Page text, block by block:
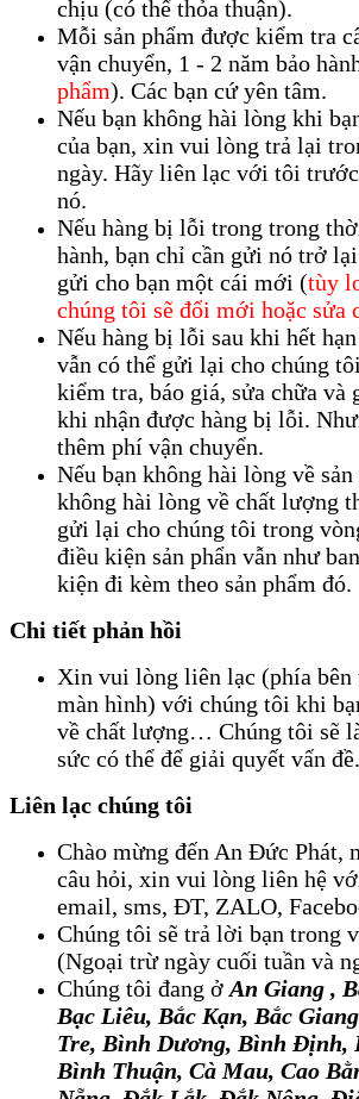
chịu (có thể thỏa thuận).
Mỗi sản phẩm được kiểm tra
vận chuyển, 1 - 2 năm bảo
phẩm). Các bạn cứ yên tâm.
Nếu bạn không hài lòng khi
của bạn, xin vui lòng trả lại
ngày. Hãy liên lạc với tôi
nó.
Nếu hàng bị lỗi trong trong
hành, bạn chỉ cần gửi nó trở
gửi cho bạn một cái mới (tùy
chúng tôi sẽ đổi mới hoặc sửa
Nếu hàng bị lỗi sau khi hết
vẫn có thể gửi lại cho chúng
kiểm tra, báo giá, sửa chữa và
khi nhận được hàng bị lỗi.
thêm phí vận chuyển.
Nếu bạn không hài lòng về sản
không hài lòng về chất lượng
gửi lại cho chúng tôi trong
điều kiện sản phẩn vẫn như
kiện đi kèm theo sản phẩm đó.
Chi tiết phản hồi
Xin vui lòng liên lạc (phía bên
màn hình) với chúng tôi khi
về chất lượng… Chúng tôi sẽ
sức có thể để giải quyết vấn
Liên lạc chúng tôi
Chào mừng đến An Đức Phát,
câu hỏi, xin vui lòng liên hệ
email, sms, ĐT, ZALO,
Chúng tôi sẽ trả lời bạn trong
(Ngoại trừ ngày cuối tuần và
Chúng tôi đang ởAn Giang ,
Bạc Liêu, Bắc Kạn, Bắc Giang
Tre, Bình Dương, Bình Định,
Bình Thuận, Cà Mau, Cao